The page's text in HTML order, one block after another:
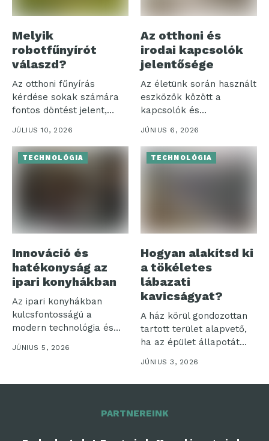
Melyik
robotfűnyírót
válaszd?
Az otthoni fűnyírás
kérdése sokak számára
fontos döntést jelent,
különösen, amikor a...
JÚLIUS 10, 2026
Az otthoni és
irodai kapcsolók
jelentősége
Az életünk során használt
eszközök között a
kapcsolók és
szerelvények különösen
jelentős...
JÚNIUS 6, 2026
TECHNOLÓGIA
Innováció és
hatékonyság az
ipari konyhákban
Az ipari konyhákban
kulcsfontosságú a
modern technológia és
hatékonyság
összehangolása. Ezek a...
JÚNIUS 5, 2026
TECHNOLÓGIA
Hogyan alakítsd ki
a tökéletes
lábazati
kavicságyat?
A ház körül gondozottan
tartott terület alapvető,
ha az épület állapotát
hosszú...
JÚNIUS 3, 2026
PARTNEREINK